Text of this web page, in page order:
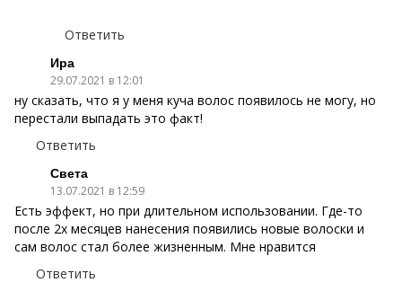
Ответить
Ира
29.07.2021 в 12:01
ну сказать, что я у меня куча волос появилось не могу, но
перестали выпадать это факт!
Ответить
Света
13.07.2021 в 12:59
Есть эффект, но при длительном использовании. Где-то
после 2х месяцев нанесения появились новые волоски и
сам волос стал более жизненным. Мне нравится
Ответить